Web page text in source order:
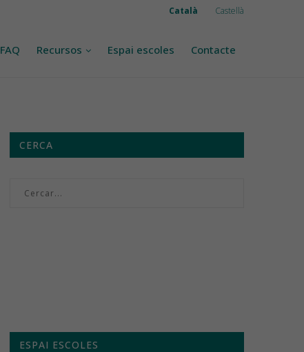
Català Castellà
FAQ Recursos Espai escoles Contacte
CERCA
ESPAI ESCOLES